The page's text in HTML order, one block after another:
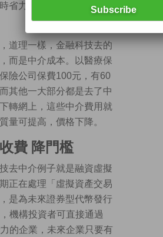
省力找到最適合自己的東
道理一樣，金融科技去的
而是中介成本。以醫療保
險公司保費100元，有60
其他一大部分都是去了中
轉網上，這些中介費用就
量可提高，價格下降。
費 降門檻
去中介例子就是融資虛擬
正在處理「虛擬資產交易
是為未來證券型代幣發行
機構投資者可直接通過
的企業，未來企業只要有